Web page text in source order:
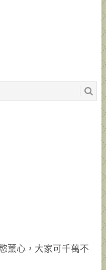
ㄣ
薰心，大家可千萬不